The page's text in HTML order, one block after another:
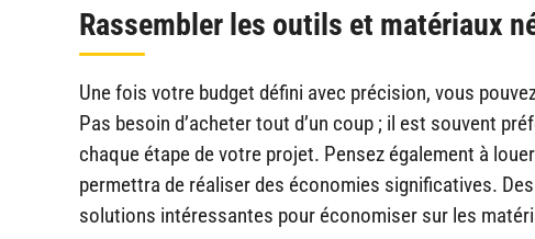
Rassembler les outils et matériaux
Une fois votre budget défini avec précision, vous
Pas besoin d’acheter tout d’un coup ; il est souvent
chaque étape de votre projet. Pensez également à
permettra de réaliser des économies significatives.
solutions intéressantes pour économiser sur les